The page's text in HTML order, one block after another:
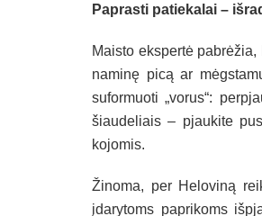
Paprasti patiekalai –
Maisto ekspertė
naminę picą ar
suformuoti „vorus“:
šiaudeliais – pjaukite
kojomis.
Žinoma, per Heloviną
įdarytoms paprikoms